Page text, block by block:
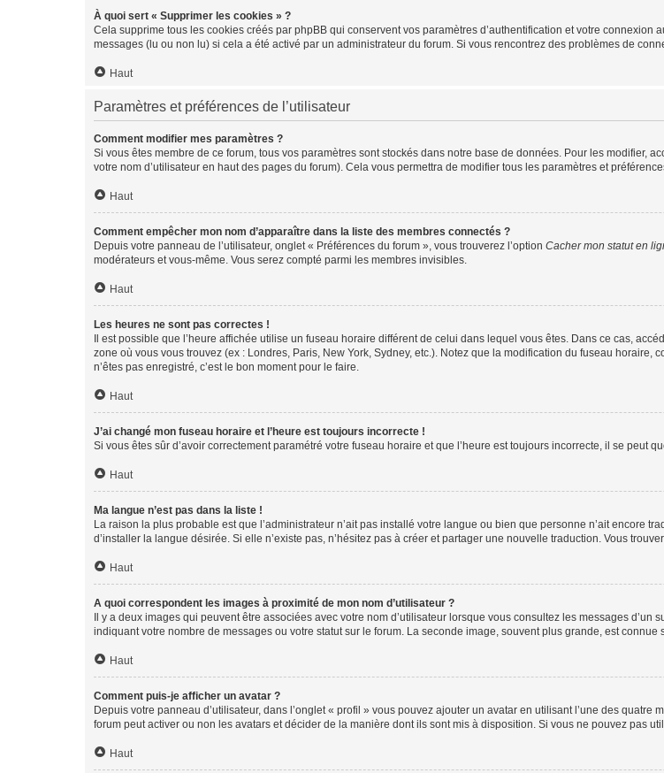
À quoi sert « Supprimer les cookies » ?
Cela supprime tous les cookies créés par phpBB qui conservent vos paramètres d’authentification et votre
messages (lu ou non lu) si cela a été activé par un administrateur du forum. Si vous rencontrez des problèmes de
Haut
Paramètres et préférences de l’utilisateur
Comment modifier mes paramètres ?
Si vous êtes membre de ce forum, tous vos paramètres sont stockés dans notre base de données. Pour les modifier,
votre nom d’utilisateur en haut des pages du forum). Cela vous permettra de modifier tous les paramètres et
Haut
Comment empêcher mon nom d’apparaître dans la liste des membres connectés ?
Depuis votre panneau de l’utilisateur, onglet « Préférences du forum », vous trouverez l’option Cacher mon statut en
modérateurs et vous-même. Vous serez compté parmi les membres invisibles.
Haut
Les heures ne sont pas correctes !
Il est possible que l’heure affichée utilise un fuseau horaire différent de celui dans lequel vous êtes. Dans ce cas,
zone où vous vous trouvez (ex : Londres, Paris, New York, Sydney, etc.). Notez que la modification du fuseau horaire,
n’êtes pas enregistré, c’est le bon moment pour le faire.
Haut
J’ai changé mon fuseau horaire et l’heure est toujours incorrecte !
Si vous êtes sûr d’avoir correctement paramétré votre fuseau horaire et que l’heure est toujours incorrecte, il se peut
Haut
Ma langue n’est pas dans la liste !
La raison la plus probable est que l’administrateur n’ait pas installé votre langue ou bien que personne n’ait encore
d’installer la langue désirée. Si elle n’existe pas, n’hésitez pas à créer et partager une nouvelle traduction. Vous
Haut
A quoi correspondent les images à proximité de mon nom d’utilisateur ?
Il y a deux images qui peuvent être associées avec votre nom d’utilisateur lorsque vous consultez les messages
indiquant votre nombre de messages ou votre statut sur le forum. La seconde image, souvent plus grande, est
Haut
Comment puis-je afficher un avatar ?
Depuis votre panneau d’utilisateur, dans l’onglet « profil » vous pouvez ajouter un avatar en utilisant l’une des quatre
forum peut activer ou non les avatars et décider de la manière dont ils sont mis à disposition. Si vous ne pouvez pas
Haut